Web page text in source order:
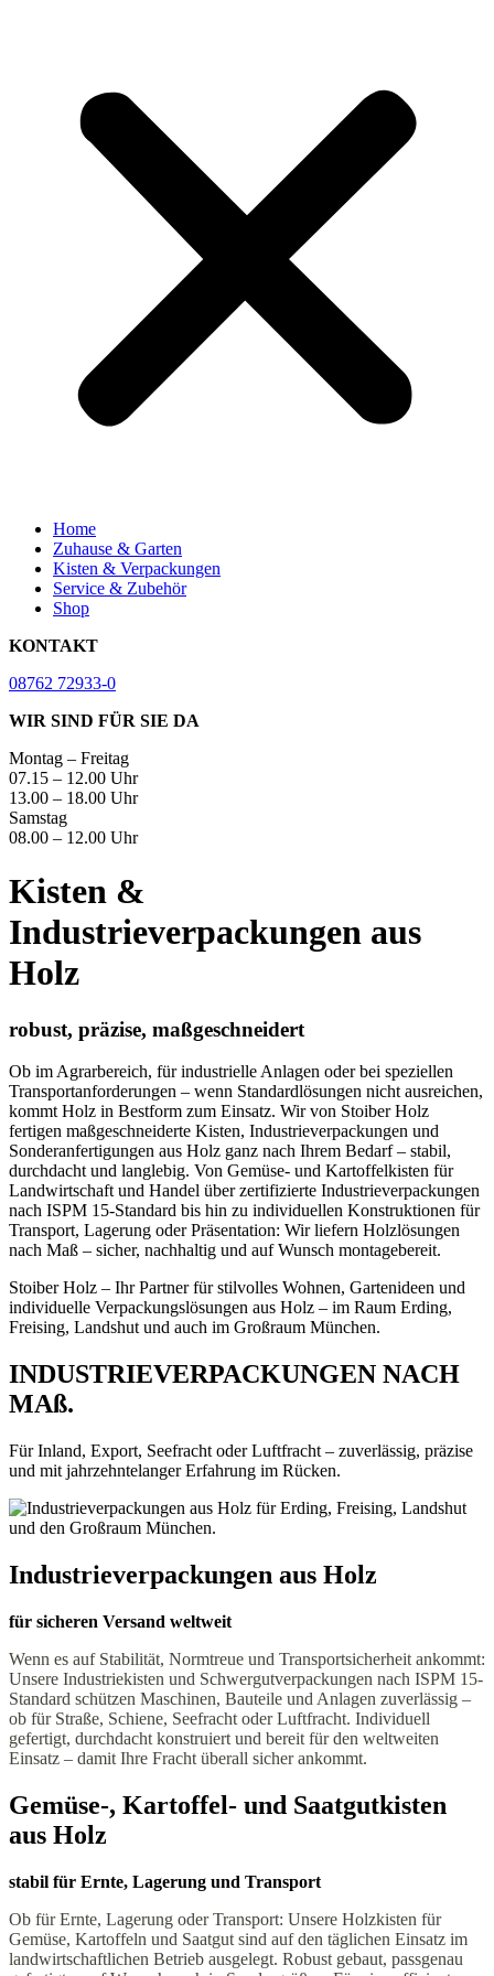
Home
Zuhause & Garten
Kisten & Verpackungen
Service & Zubehör
Shop
KONTAKT
08762 72933-0
WIR SIND FÜR SIE DA
Montag – Freitag
07.15 – 12.00 Uhr
13.00 – 18.00 Uhr
Samstag
08.00 – 12.00 Uhr
Kisten &
Industrieverpackungen aus
Holz
robust, präzise, maßgeschneidert
Ob im Agrarbereich, für industrielle Anlagen oder bei speziellen
Transportanforderungen – wenn Standardlösungen nicht ausreichen,
kommt Holz in Bestform zum Einsatz. Wir von Stoiber Holz
fertigen maßgeschneiderte Kisten, Industrieverpackungen und
Sonderanfertigungen aus Holz ganz nach Ihrem Bedarf – stabil,
durchdacht und langlebig. Von Gemüse- und Kartoffelkisten für
Landwirtschaft und Handel über zertifizierte Industrieverpackungen
nach ISPM 15-Standard bis hin zu individuellen Konstruktionen für
Transport, Lagerung oder Präsentation: Wir liefern Holzlösungen
nach Maß – sicher, nachhaltig und auf Wunsch montagebereit.
Stoiber Holz – Ihr Partner für stilvolles Wohnen, Gartenideen und
individuelle Verpackungslösungen aus Holz – im Raum Erding,
Freising, Landshut und auch im Großraum München.
INDUSTRIEVERPACKUNGEN NACH
MAß.
Für Inland, Export, Seefracht oder Luftfracht – zuverlässig, präzise
und mit jahrzehntelanger Erfahrung im Rücken.
Industrie­verpackungen aus Holz
für sicheren Versand weltweit
Wenn es auf Stabilität, Normtreue und Transportsicherheit ankommt:
Unsere Industriekisten und Schwergutverpackungen nach ISPM 15-
Standard schützen Maschinen, Bauteile und Anlagen zuverlässig –
ob für Straße, Schiene, Seefracht oder Luftfracht. Individuell
gefertigt, durchdacht konstruiert und bereit für den weltweiten
Einsatz – damit Ihre Fracht überall sicher ankommt.
Gemüse-, Kartoffel- und Saatgutkisten
aus Holz
stabil für Ernte, Lagerung und Transport
Ob für Ernte, Lagerung oder Transport: Unsere Holzkisten für
Gemüse, Kartoffeln und Saatgut sind auf den täglichen Einsatz im
landwirtschaftlichen Betrieb ausgelegt. Robust gebaut, passgenau